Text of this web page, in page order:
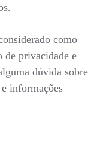
como
de privacidade e
dúvida sobre
informações